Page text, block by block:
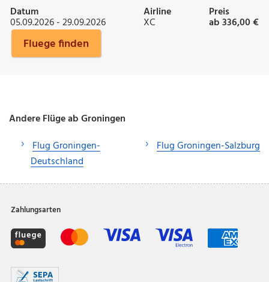
Datum
05.09.2026 - 29.09.2026
Airline
XC
Preis
ab 336,00 €
Fluege finden
Andere Flüge ab Groningen
Flug Groningen-
Deutschland
Flug Groningen-Salzburg